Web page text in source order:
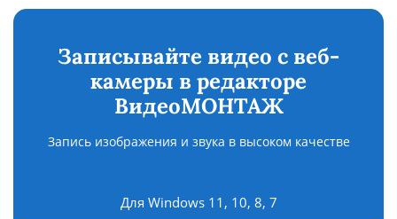
Записывайте видео с веб-
камеры в редакторе
ВидеоМОНТАЖ
Запись изображения и звука в высоком качестве
Для Windows 11, 10, 8, 7